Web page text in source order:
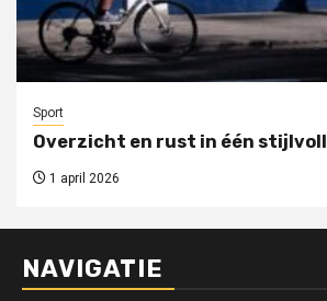
Sport
Overzicht en rust in één
1 april 2026
NAVIGATIE